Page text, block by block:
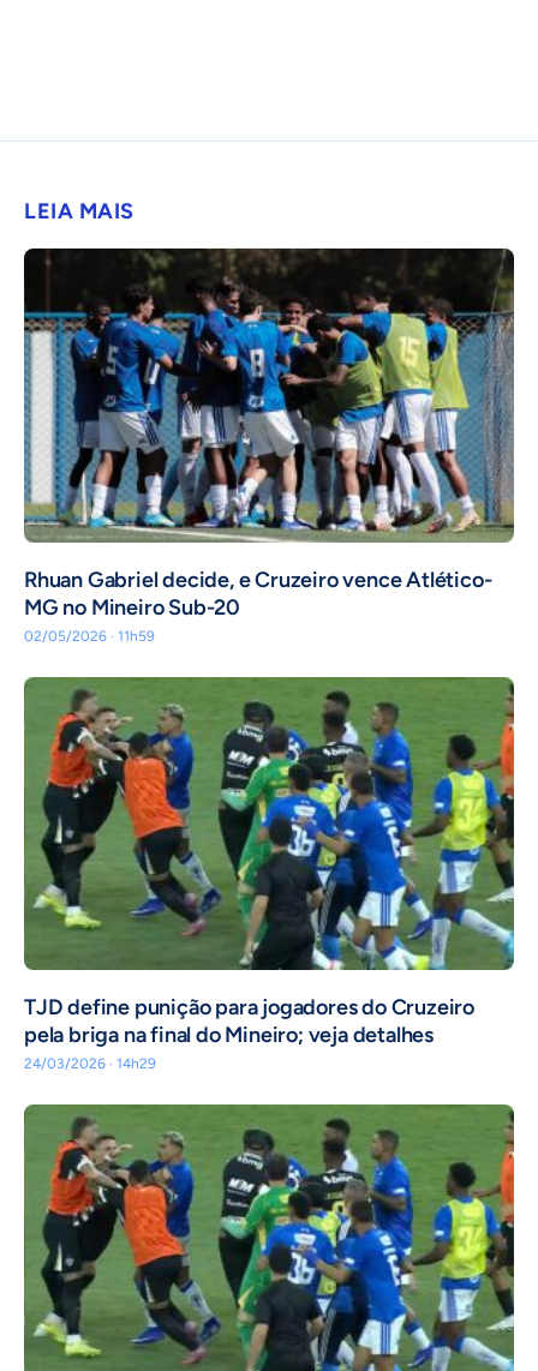
LEIA MAIS
Rhuan Gabriel decide, e Cruzeiro vence Atlético-
MG no Mineiro Sub-20
02/05/2026 · 11h59
TJD define punição para jogadores do Cruzeiro
pela briga na final do Mineiro; veja detalhes
24/03/2026 · 14h29